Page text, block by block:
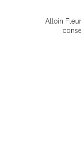
Alloin